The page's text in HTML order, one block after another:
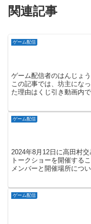
関連記事
ゲーム配信
ゲーム配信者のはんじょ
この記事では、坊主にな
た理由はくじ引き動画内
ゲーム配信
2024年8月12日に高田村
トークショーを開催する
メンバーと開催場所につ
ゲーム配信